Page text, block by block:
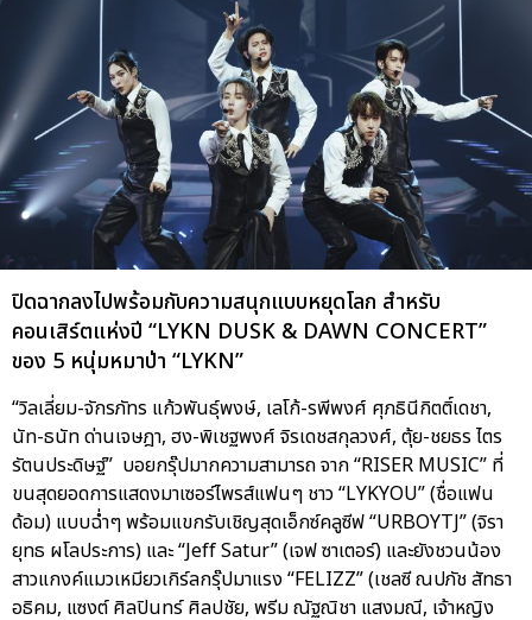
ปิดฉากลงไปพร้อมกับความสนุกแบบหยุดโลก สำหรับ
คอนเสิร์ตแห่งปี “LYKN DUSK & DAWN CONCERT”
ของ 5 หนุ่มหมาป่า “LYKN”
“วิลเลี่ยม-จักรภัทร แก้วพันธุ์พงษ์, เลโก้-รพีพงศ์ ศุภธินีกิตติ์เดชา,
นัท-ธนัท ด่านเจษฎา, ฮง-พิเชฐพงศ์ จิรเดชสกุลวงศ์, ตุ้ย-ชยธร ไตร
รัตนประดิษฐ์” บอยกรุ๊ปมากความสามารถ จาก “RISER MUSIC” ที่
ขนสุดยอดการแสดงมาเซอร์ไพรส์แฟนๆ ชาว “LYKYOU” (ชื่อแฟน
ด้อม) แบบฉ่ำๆ พร้อมแขกรับเชิญสุดเอ็กซ์คลูซีฟ “URBOYTJ” (จิรา
ยุทธ ผโลประการ) และ “Jeff Satur” (เจฟ ซาเตอร์) และยังชวนน้อง
สาวแกงค์แมวเหมียวเกิร์ลกรุ๊ปมาแรง “FELIZZ” (เชลซี ณปภัช สัทธา
อธิคม, แซงต์ ศิลปินทร์ ศิลปชัย, พรีม ณัฐณิชา แสงมณี, เจ้าหญิง